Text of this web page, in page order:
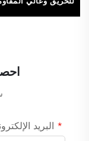
للحرارة، من الدرجة
البريد